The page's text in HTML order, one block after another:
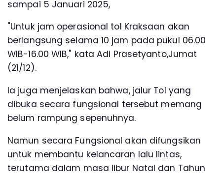
sampai 5 Januari 2025,
"Untuk jam operasional tol Kraksaan akan
berlangsung selama 10 jam pada pukul 06.00
WIB-16.00 WIB," kata Adi Prasetyanto,Jumat
(21/12).
Ia juga menjelaskan bahwa, jalur Tol yang
dibuka secara fungsional tersebut memang
belum rampung sepenuhnya.
Namun secara Fungsional akan difungsikan
untuk membantu kelancaran lalu lintas,
terutama dalam masa libur Natal dan Tahun